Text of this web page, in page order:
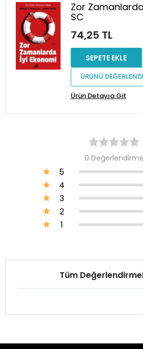
Zor
SC
74,25 TL
SEPETE EKLE
ÜRÜNÜ
Ürün Detayıa Git
0 Değerlendirme
5
4
3
2
1
Tüm